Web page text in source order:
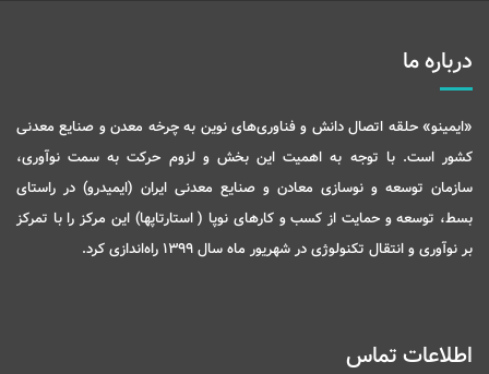
درباره ما
«ایمینو» حلقه اتصال دانش و فناوری‌های نوین به چرخه معدن و صنایع معدنی
کشور است. با توجه به اهمیت این بخش و لزوم حرکت به سمت نوآوری،
سازمان توسعه و نوسازی معادن و صنایع معدنی ایران (ایمیدرو) در راستای
بسط، توسعه و حمایت از کسب و کارهای نوپا ( استارتاپها) این مرکز را با تمرکز
بر نوآوری و انتقال تکنولوژی در شهریور ماه سال 1399 راه‌اندازی کرد.
اطلاعات تماس